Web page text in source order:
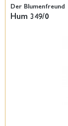
Der Blumenfreund
Hum 349/0